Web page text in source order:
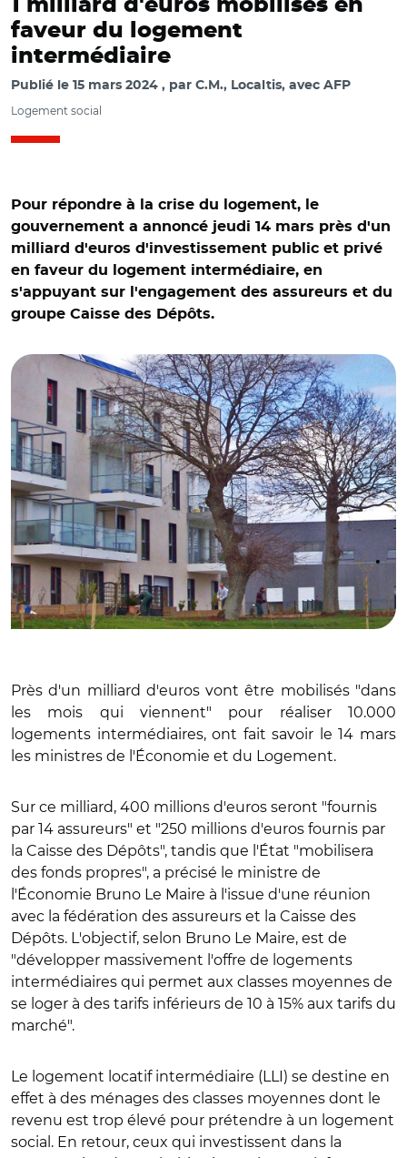
1 milliard d'euros mobilisés en
faveur du logement
intermédiaire
Publié le 15 mars 2024 par C.M., Localtis, avec AFP
Logement social
Pour répondre à la crise du logement, le
gouvernement a annoncé jeudi 14 mars près d'un
milliard d'euros d'investissement public et privé
en faveur du logement intermédiaire, en
s'appuyant sur l'engagement des assureurs et du
groupe Caisse des Dépôts.
Près d'un milliard d'euros vont être mobilisés "dans
les mois qui viennent" pour réaliser 10.000
logements intermédiaires, ont fait savoir le 14 mars
les ministres de l'Économie et du Logement.
Sur ce milliard, 400 millions d'euros seront "fournis
par 14 assureurs" et "250 millions d'euros fournis par
la Caisse des Dépôts", tandis que l'État "mobilisera
des fonds propres", a précisé le ministre de
l'Économie Bruno Le Maire à l'issue d'une réunion
avec la fédération des assureurs et la Caisse des
Dépôts. L'objectif, selon Bruno Le Maire, est de
"développer massivement l'offre de logements
intermédiaires qui permet aux classes moyennes de
se loger à des tarifs inférieurs de 10 à 15% aux tarifs du
marché".
Le logement locatif intermédiaire (LLI) se destine en
effet à des ménages des classes moyennes dont le
revenu est trop élevé pour prétendre à un logement
social. En retour, ceux qui investissent dans la